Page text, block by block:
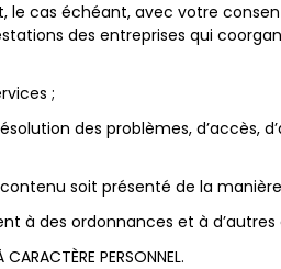
le cas échéant, avec votre
des entreprises qui
;
des problèmes, d’accès,
soit présenté de la
à des ordonnances et à
PERSONNEL.